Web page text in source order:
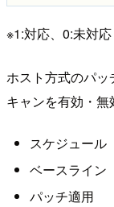
※1:対応、0:未対応
ホスト方式のパ
キャンを有効・
スケジュール
ベースライン
パッチ適用